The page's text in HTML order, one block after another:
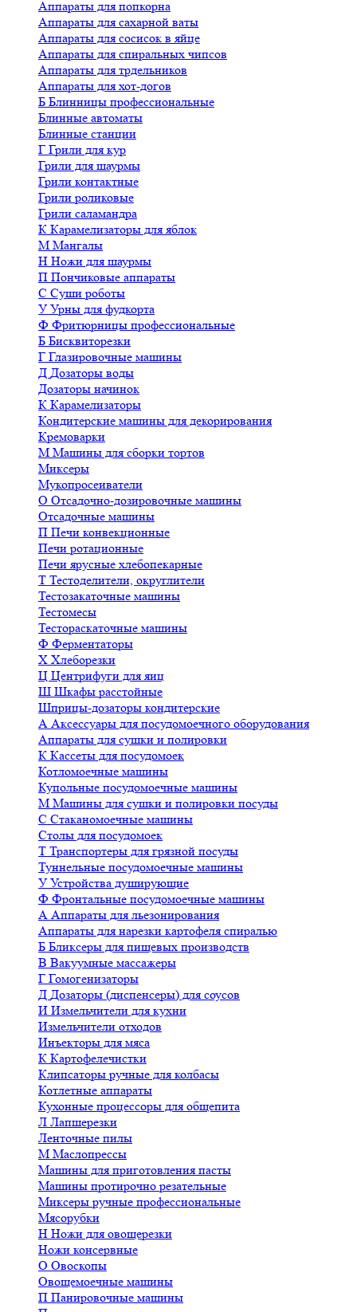
Аппараты для попкорна
Аппараты для сахарной ваты
Аппараты для сосисок в яйце
Аппараты для спиральных чипсов
Аппараты для трдельников
Аппараты для хот-догов
Б Блинницы профессиональные
Блинные автоматы
Блинные станции
Г Грили для кур
Грили для шаурмы
Грили контактные
Грили роликовые
Грили саламандра
К Карамелизаторы для яблок
М Мангалы
Н Ножи для шаурмы
П Пончиковые аппараты
С Суши роботы
У Урны для фудкорта
Ф Фритюрницы профессиональные
Б Бисквиторезки
Г Глазировочные машины
Д Дозаторы воды
Дозаторы начинок
К Карамелизаторы
Кондитерские машины для декорирования
Кремоварки
М Машины для сборки тортов
Миксеры
Мукопросеиватели
О Отсадочно-дозировочные машины
Отсадочные машины
П Печи конвекционные
Печи ротационные
Печи ярусные хлебопекарные
Т Тестоделители, округлители
Тестозакаточные машины
Тестомесы
Тестораскаточные машины
Ф Ферментаторы
Х Хлеборезки
Ц Центрифуги для яиц
Ш Шкафы расстойные
Шприцы-дозаторы кондитерские
А Аксессуары для посудомоечного оборудования
Аппараты для сушки и полировки
К Кассеты для посудомоек
Котломоечные машины
Купольные посудомоечные машины
М Машины для сушки и полировки посуды
С Стаканомоечные машины
Столы для посудомоек
Т Транспортеры для грязной посуды
Туннельные посудомоечные машины
У Устройства душирующие
Ф Фронтальные посудомоечные машины
А Аппараты для льезонирования
Аппараты для нарезки картофеля спиралью
Б Бликсеры для пищевых производств
В Вакуумные массажеры
Г Гомогенизаторы
Д Дозаторы (диспенсеры) для соусов
И Измельчители для кухни
Измельчители отходов
Инъекторы для мяса
К Картофелечистки
Клипсаторы ручные для колбасы
Котлетные аппараты
Кухонные процессоры для общепита
Л Лапшерезки
Ленточные пилы
М Маслопрессы
Машины для приготовления пасты
Машины протирочно резательные
Миксеры ручные профессиональные
Мясорубки
Н Ножи для овощерезки
Ножи консервные
О Овоскопы
Овощемоечные машины
П Панировочные машины